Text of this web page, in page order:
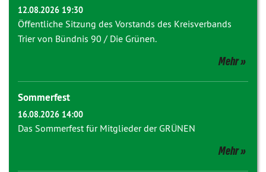
12.08.2026 19:30
Öffentliche Sitzung des Vorstands des Kreisverbands
Trier von Bündnis 90 / Die Grünen.
Mehr
Sommerfest
16.08.2026 14:00
Das Sommerfest für Mitglieder der GRÜNEN
Mehr